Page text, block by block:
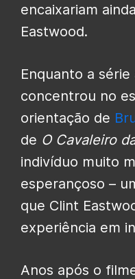
encaixariam
Eastwood.
Enquanto a série
concentrou no
orientação de
de O Cavaleiro
indivíduo muito
esperançoso –
que Clint
experiência em
Anos após o